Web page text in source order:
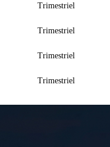
Trimestriel
Trimestriel
Trimestriel
Trimestriel